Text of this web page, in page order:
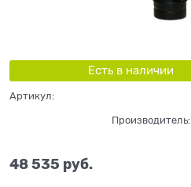
Есть в наличии
Артикул:
Производитель:
48 535 руб.